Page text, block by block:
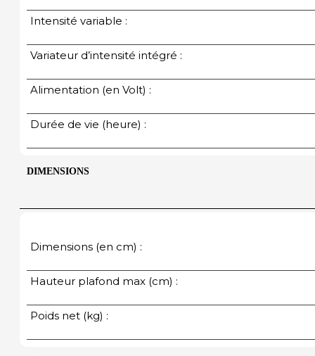
Intensité variable :
Variateur d’intensité intégré :
Alimentation (en Volt) :
Durée de vie (heure) :
DIMENSIONS
Dimensions (en cm) :
Hauteur plafond max (cm) :
Poids net (kg) :